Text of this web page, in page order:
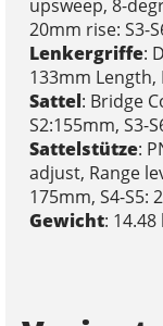
upsweep, 8-
20mm rise: S3-
Lenkergriffe:
133mm Length,
Sattel: Bridge
S2:155mm, S3-
Sattelstütze:
adjust, Range
175mm, S4-S5:
Gewicht: 14.48